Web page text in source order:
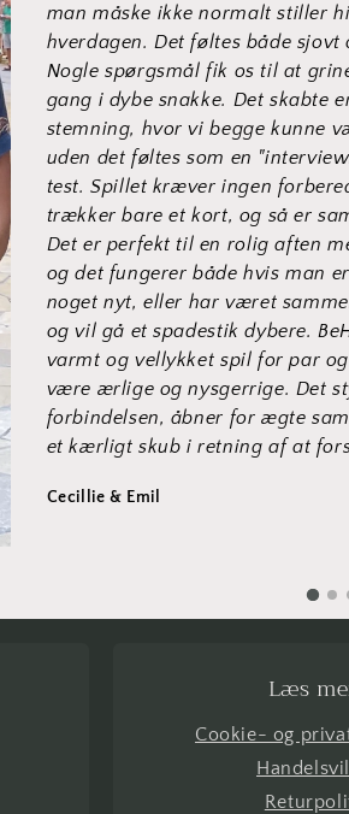
man måske ikke normalt stiller
hverdagen. Det føltes både
Nogle spørgsmål fik os til at
gang i dybe snakke. Det skabte
stemning, hvor vi begge kunne
uden det føltes som en
test. Spillet kræver ingen
trækker bare et kort, og så er
Det er perfekt til en rolig aften
og det fungerer både hvis man
noget nyt, eller har været
og vil gå et spadestik dybere.
varmt og vellykket spil for par
være ærlige og nysgerrige. Det
forbindelsen, åbner for ægte
et kærligt skub i retning af at
Cecillie & Emil
Læs
Cookie- og